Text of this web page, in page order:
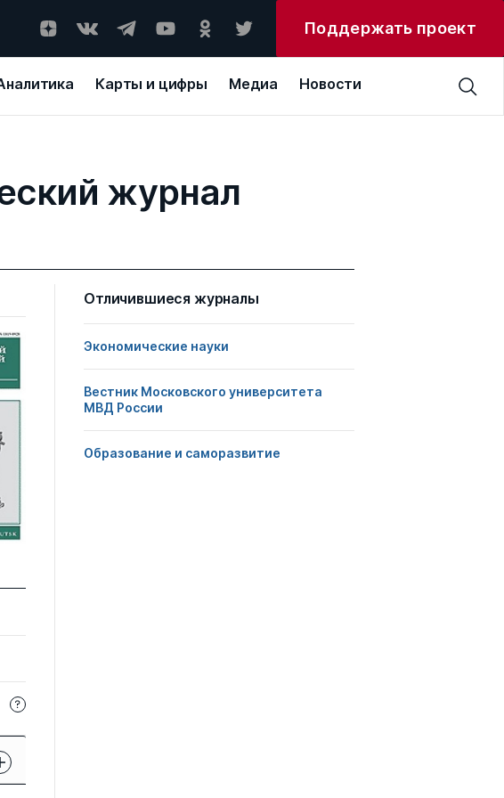
Поддержать проект
Карты и цифры Медиа Новости
журнал
Отличившиеся журналы
Экономические науки
Вестник Московского университета
МВД России
Образование и саморазвитие